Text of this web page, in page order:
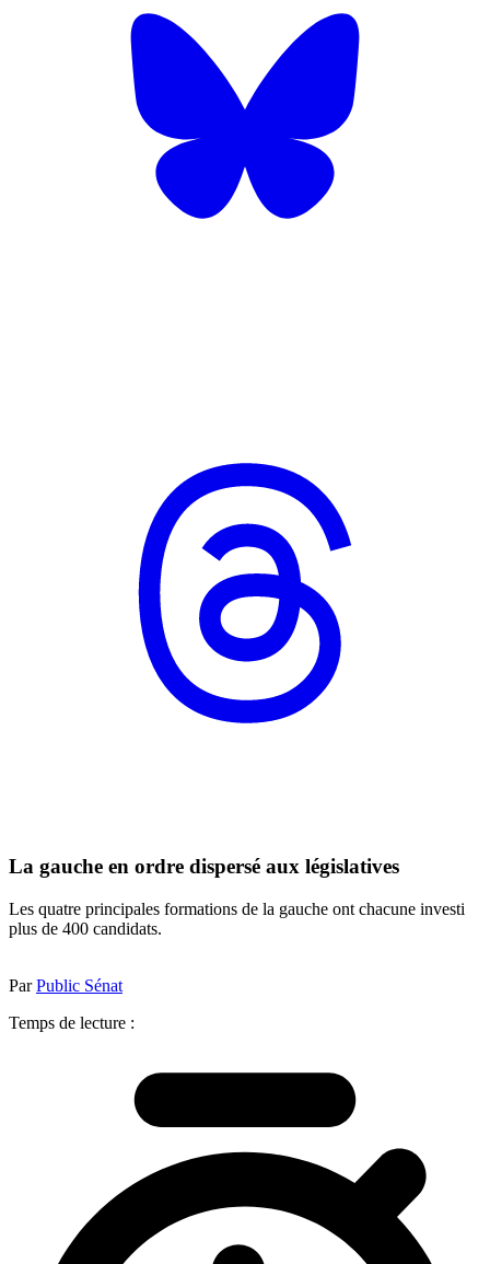
La gauche en ordre dispersé aux législatives
Les quatre principales formations de la gauche ont chacune investi
plus de 400 candidats.
ParPublic Sénat
Temps de lecture :